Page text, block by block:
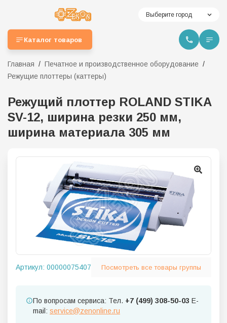
Выберите город
Каталог товаров
Главная
Печатное и производственное оборудование
Режущие плоттеры (каттеры)
Режущий плоттер ROLAND STIKA
SV-12, ширина резки 250 мм,
ширина материала 305 мм
Артикул: 00000075407 Посмотреть все товары группы
По вопросам сервиса: Тел. +7 (499) 308-50-03 E-
mail: service@zenonline.ru